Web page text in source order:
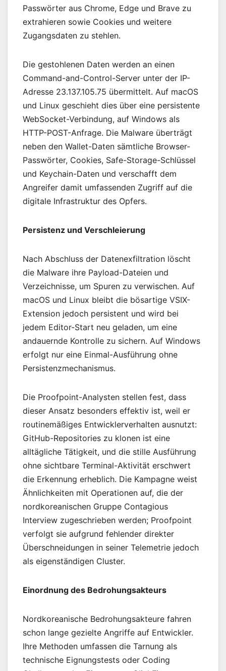
Passwörter aus Chrome, Edge und Brave zu
extrahieren sowie Cookies und weitere
Zugangsdaten zu stehlen.
Die gestohlenen Daten werden an einen
Command-and-Control-Server unter der IP-
Adresse 23.137.105.75 übermittelt. Auf macOS
und Linux geschieht dies über eine persistente
WebSocket-Verbindung, auf Windows als
HTTP-POST-Anfrage. Die Malware überträgt
neben den Wallet-Daten sämtliche Browser-
Passwörter, Cookies, Safe-Storage-Schlüssel
und Keychain-Daten und verschafft dem
Angreifer damit umfassenden Zugriff auf die
digitale Infrastruktur des Opfers.
Persistenz und Verschleierung
Nach Abschluss der Datenexfiltration löscht
die Malware ihre Payload-Dateien und
Verzeichnisse, um Spuren zu verwischen. Auf
macOS und Linux bleibt die bösartige VSIX-
Extension jedoch persistent und wird bei
jedem Editor-Start neu geladen, um eine
andauernde Kontrolle zu sichern. Auf Windows
erfolgt nur eine Einmal-Ausführung ohne
Persistenzmechanismus.
Die Proofpoint-Analysten stellen fest, dass
dieser Ansatz besonders effektiv ist, weil er
routinemäßiges Entwicklerverhalten ausnutzt:
GitHub-Repositories zu klonen ist eine
alltägliche Tätigkeit, und die stille Ausführung
ohne sichtbare Terminal-Aktivität erschwert
die Erkennung erheblich. Die Kampagne weist
Ähnlichkeiten mit Operationen auf, die der
nordkoreanischen Gruppe Contagious
Interview zugeschrieben werden; Proofpoint
verfolgt sie aufgrund fehlender direkter
Überschneidungen in seiner Telemetrie jedoch
als eigenständigen Cluster.
Einordnung des Bedrohungsakteurs
Nordkoreanische Bedrohungsakteure fahren
schon lange gezielte Angriffe auf Entwickler.
Ihre Methoden umfassen die Tarnung als
technische Eignungstests oder Coding